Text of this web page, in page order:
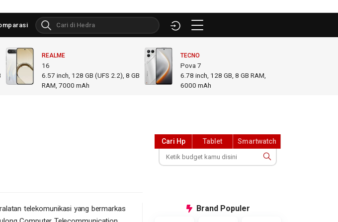
REALME
16
6.57 inch, 128 GB (UFS 2.2), 8 GB
RAM 7000 mAh
TECNO
Pova 7
6.78 inch, 128 GB, 8 GB RAM
6000 mAh
Cari Hp Tablet Smartwatch
telekomunikasi yang bermarkas
Brand Populer